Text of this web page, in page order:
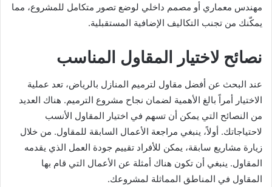
مهندس معماري أو مصمم داخلي لوضع تصور متكامل للمشروع، مما
يمكّنك من تجنب التكاليف الإضافية المستقبلية.
نصائح لاختيار المقاول المناسب
عند البحث عن أفضل مقاول لترميم المنازل بالرياض، تعد عملية
الاختيار أمراً بالغ الأهمية لضمان نجاح مشروع الترميم. هناك العديد
من النصائح التي يمكن أن تسهم في اختيار المقاول الأنسب
لاحتياجاتك. أولاً، ينبغي مراجعة الأعمال السابقة للمقاول. من خلال
زيارة مشاريع سابقة، يمكن للأفراد تقييم جودة العمل الذي يقدمه
المقاول. ينبغي أن تكون هناك أمثلة عن الأعمال التي قام بها
المقاول في المناطق المماثلة لمشروعك.